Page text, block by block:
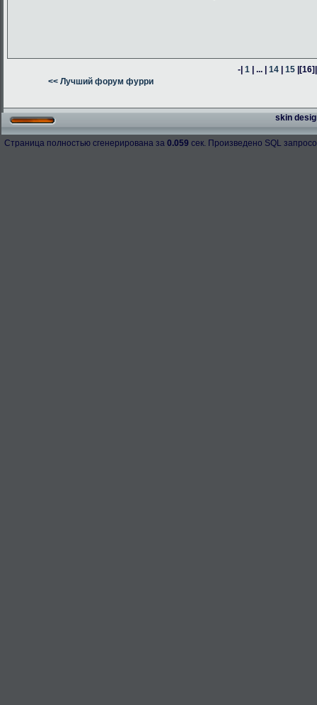
-| 1 | ... | 14 | 15 |[16]
<< Лучший форум фурри
skin
Страница полностью сгенерирована за 0.059 сек. Произведено SQL